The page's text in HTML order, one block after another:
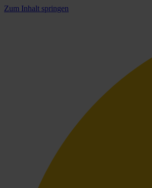
Zum Inhalt springen